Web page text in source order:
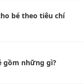
bé theo tiêu chí
gồm những gì?